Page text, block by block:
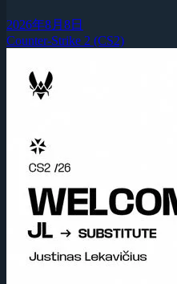
2026年8月8日
Counter-Strike 2 (CS2)